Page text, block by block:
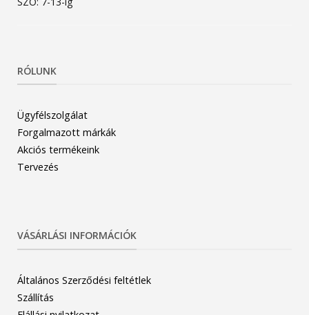
RÓLUNK
Ügyfélszolgálat
Forgalmazott márkák
Akciós termékeink
Tervezés
VÁSÁRLÁSI INFORMÁCIÓK
Általános Szerződési feltétlek
Szállítás